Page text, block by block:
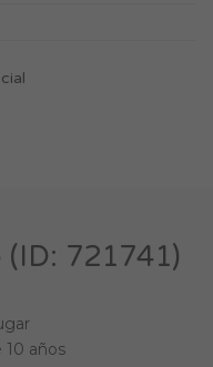
(ID: 721741)
10 años